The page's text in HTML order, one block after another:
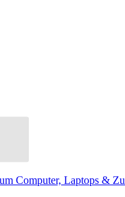
Computer, Laptops &